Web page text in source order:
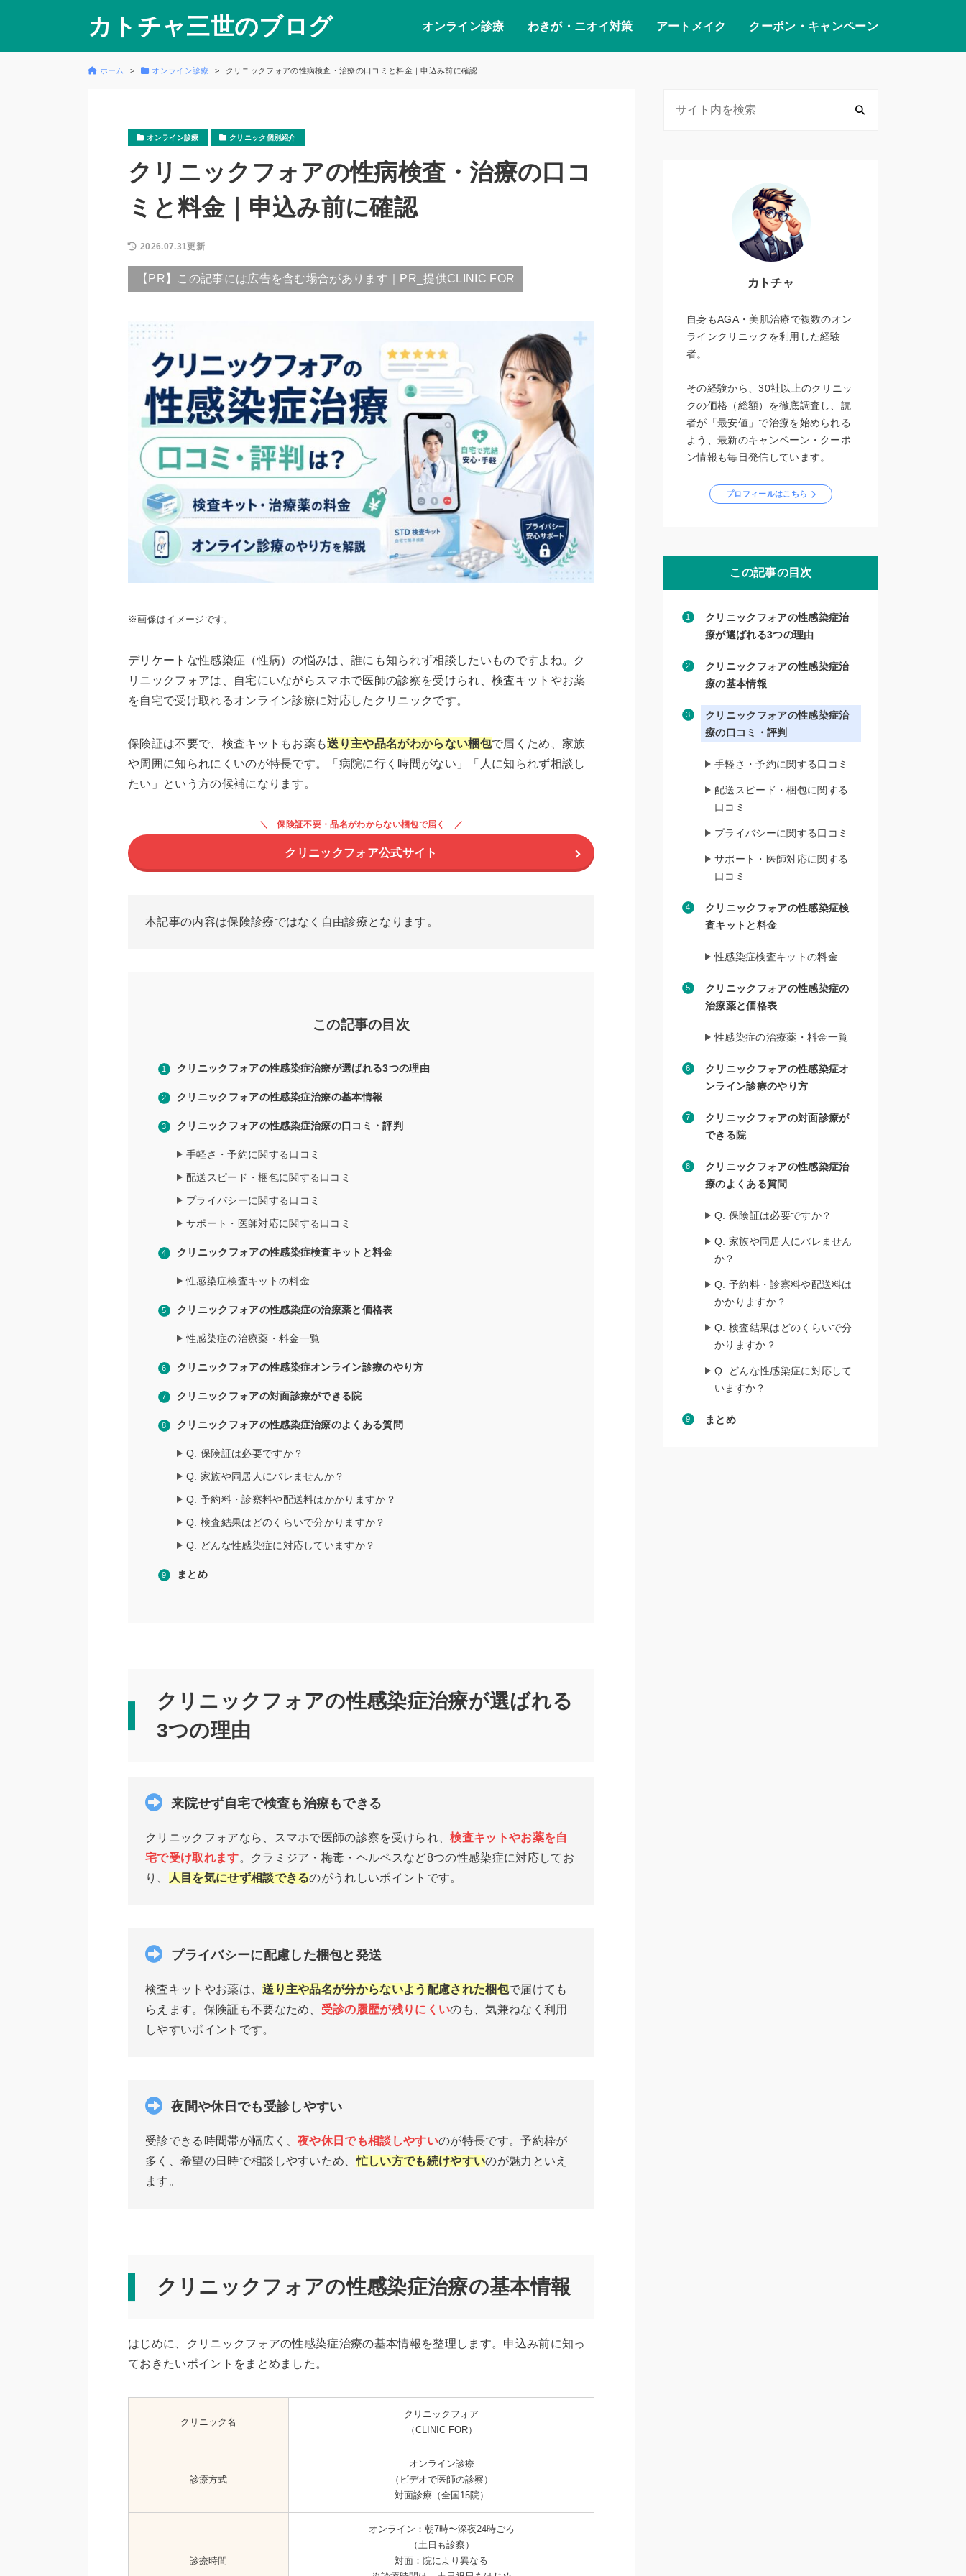
カトチャ三世のブログ オンライン診療 わきが・ニオイ対策 アートメイク クーポン・キャンペーン
ホーム オンライン診療 クリニックフォアの性病検査・治療の口コミと料金｜申込み前に確認
オンライン診療 クリニック個別紹介
クリニックフォアの性病検査・治療の口コ
ミと料金｜申込み前に確認
2026.07.31更新
【PR】この記事には広告を含む場合があります｜PR_提供CLINIC FOR
※画像はイメージです。
デリケートな性感染症（性病）の悩みは、誰にも知られず相談したいものですよね。ク
リニックフォアは、自宅にいながらスマホで医師の診察を受けられ、検査キットやお薬
を自宅で受け取れるオンライン診療に対応したクリニックです。
保険証は不要で、検査キットもお薬も送り主や品名がわからない梱包で届くため、家族
や周囲に知られにくいのが特長です。「病院に行く時間がない」「人に知られず相談し
たい」という方の候補になります。
保険証不要・品名がわからない梱包で届く
クリニックフォア公式サイト
本記事の内容は保険診療ではなく自由診療となります。
この記事の目次
クリニックフォアの性感染症治療が選ばれる3つの理由
クリニックフォアの性感染症治療の基本情報
クリニックフォアの性感染症治療の口コミ・評判
手軽さ・予約に関する口コミ
配送スピード・梱包に関する口コミ
プライバシーに関する口コミ
サポート・医師対応に関する口コミ
クリニックフォアの性感染症検査キットと料金
性感染症検査キットの料金
クリニックフォアの性感染症の治療薬と価格表
性感染症の治療薬・料金一覧
クリニックフォアの性感染症オンライン診療のやり方
クリニックフォアの対面診療ができる院
クリニックフォアの性感染症治療のよくある質問
Q. 保険証は必要ですか？
Q. 家族や同居人にバレませんか？
Q. 予約料・診察料や配送料はかかりますか？
Q. 検査結果はどのくらいで分かりますか？
Q. どんな性感染症に対応していますか？
まとめ
クリニックフォアの性感染症治療が選ばれる
3つの理由
来院せず自宅で検査も治療もできる
クリニックフォアなら、スマホで医師の診察を受けられ、検査キットやお薬を自
宅で受け取れます。クラミジア・梅毒・ヘルペスなど8つの性感染症に対応してお
り、
人目を気にせず相談できるのがうれしいポイントです。
プライバシーに配慮した梱包と発送
検査キットやお薬は、送り主や品名が分からないよう配慮された梱包で届けても
らえます。保険証も不要なため、 受診の履歴が残りにくいのも、気兼ねなく利用
しやすいポイントです。
夜間や休日でも受診しやすい
受診できる時間帯が幅広く、夜や休日でも相談しやすいのが特長です。予約枠が
多く、希望の日時で相談しやすいため、忙しい方でも続けやすいのが魅力といえ
ます。
クリニックフォアの性感染症治療の基本情報
はじめに、クリニックフォアの性感染症治療の基本情報を整理します。申込み前に知っ
ておきたいポイントをまとめました。
クリニック名
クリニックフォア
（CLINIC FOR）
診療方式
オンライン診療
（ビデオで医師の診察）
対面診療（全国15院）
診療時間
オンライン：朝7時〜深夜24時ごろ
（土日も診察）
対面：院により異なる
カトチャ
自身もAGA・美肌治療で複数のオン
ラインクリニックを利用した経験
者。
その経験から、30社以上のクリニッ
クの価格（総額）を徹底調査し、読
者が「最安値」で治療を始められる
よう、最新のキャンペーン・クーポ
ン情報も毎日発信しています。
プロフィールはこちら
この記事の目次
クリニックフォアの性感染症治
療が選ばれる3つの理由
クリニックフォアの性感染症治
療の基本情報
クリニックフォアの性感染症治
療の口コミ・評判
手軽さ・予約に関する口コミ
配送スピード・梱包に関する
口コミ
プライバシーに関する口コミ
サポート・医師対応に関する
口コミ
クリニックフォアの性感染症検
査キットと料金
性感染症検査キットの料金
クリニックフォアの性感染症の
治療薬と価格表
性感染症の治療薬・料金一覧
クリニックフォアの性感染症オ
ンライン診療のやり方
クリニックフォアの対面診療が
できる院
クリニックフォアの性感染症治
療のよくある質問
Q. 保険証は必要ですか？
Q. 家族や同居人にバレません
か？
Q. 予約料・診察料や配送料は
かかりますか？
Q. 検査結果はどのくらいで分
かりますか？
Q. どんな性感染症に対応して
いますか？
まとめ